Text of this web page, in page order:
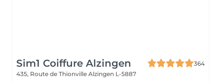
Sim1 Coiffure Alzingen
364
435, Route de Thionville Alzingen L-5887